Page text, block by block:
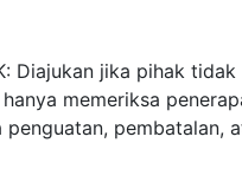
Diajukan jika pihak
memeriksa
pembatalan,